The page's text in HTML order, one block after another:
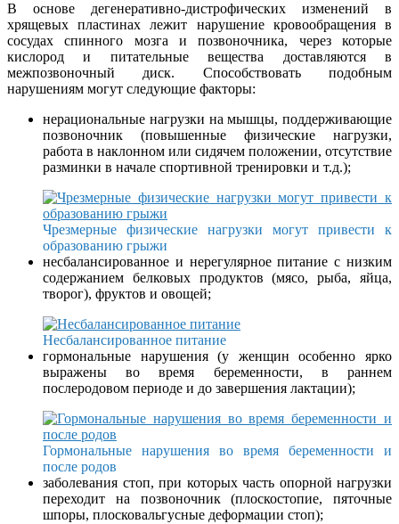
В основе дегенеративно-дистрофических изменений в
хрящевых пластинах лежит нарушение кровообращения в
сосудах спинного мозга и позвоночника, через которые
кислород и питательные вещества доставляются в
межпозвоночный диск. Способствовать подобным
нарушениям могут следующие факторы:
нерациональные нагрузки на мышцы, поддерживающие
позвоночник (повышенные физические нагрузки,
работа в наклонном или сидячем положении, отсутствие
разминки в начале спортивной тренировки и т.д.);
Чрезмерные физические нагрузки могут привести к
образованию грыжи
несбалансированное и нерегулярное питание с низким
содержанием белковых продуктов (мясо, рыба, яйца,
творог), фруктов и овощей;
Несбалансированное питание
гормональные нарушения (у женщин особенно ярко
выражены во время беременности, в раннем
послеродовом периоде и до завершения лактации);
Гормональные нарушения во время беременности и
после родов
заболевания стоп, при которых часть опорной нагрузки
переходит на позвоночник (плоскостопие, пяточные
шпоры, плосковальгусные деформации стоп);